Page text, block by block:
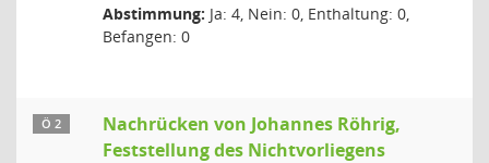
Abstimmung: Ja: 4, Nein: 0, Enthaltung: 0,
Befangen: 0
Ö 2
Nachrücken von Johannes Röhrig,
Feststellung des Nichtvorliegens